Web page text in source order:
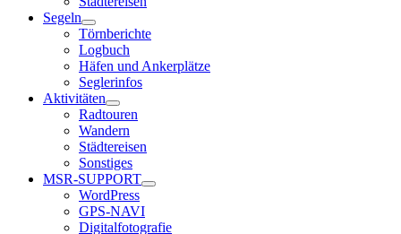
Segeln
Törnberichte
Logbuch
Häfen und Ankerplätze
Seglerinfos
Aktivitäten
Radtouren
Wandern
Städtereisen
Sonstiges
MSR-SUPPORT
WordPress
GPS-NAVI
Digitalfotografie